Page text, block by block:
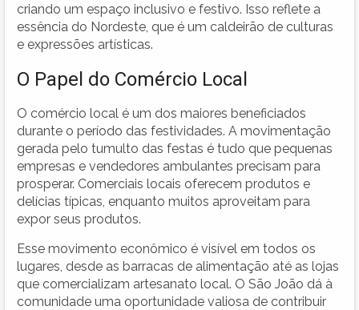
criando um espaço inclusivo e festivo. Isso reflete a
essência do Nordeste, que é um caldeirão de culturas
e expressões artísticas.
O Papel do Comércio Local
O comércio local é um dos maiores beneficiados
durante o período das festividades. A movimentação
gerada pelo tumulto das festas é tudo que pequenas
empresas e vendedores ambulantes precisam para
prosperar. Comerciais locais oferecem produtos e
delícias típicas, enquanto muitos aproveitam para
expor seus produtos.
Esse movimento econômico é visível em todos os
lugares, desde as barracas de alimentação até as lojas
que comercializam artesanato local. O São João dá à
comunidade uma oportunidade valiosa de contribuir